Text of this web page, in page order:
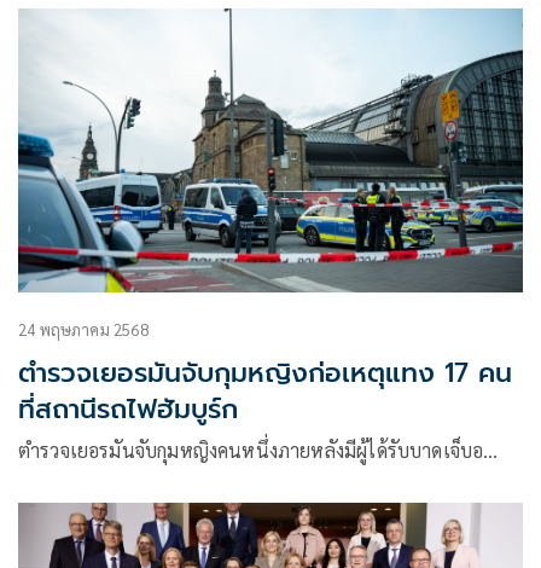
24 พฤษภาคม 2568
ตำรวจเยอรมันจับกุมหญิงก่อเหตุแทง 17 คน
ที่สถานีรถไฟฮัมบูร์ก
ตำรวจเยอรมันจับกุมหญิงคนหนึ่งภายหลังมีผู้ได้รับบาดเจ็บอ…